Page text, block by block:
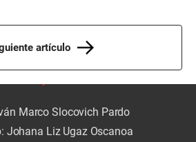
artículo
Marco Slocovich Pardo
Johana Liz Ugaz Oscanoa